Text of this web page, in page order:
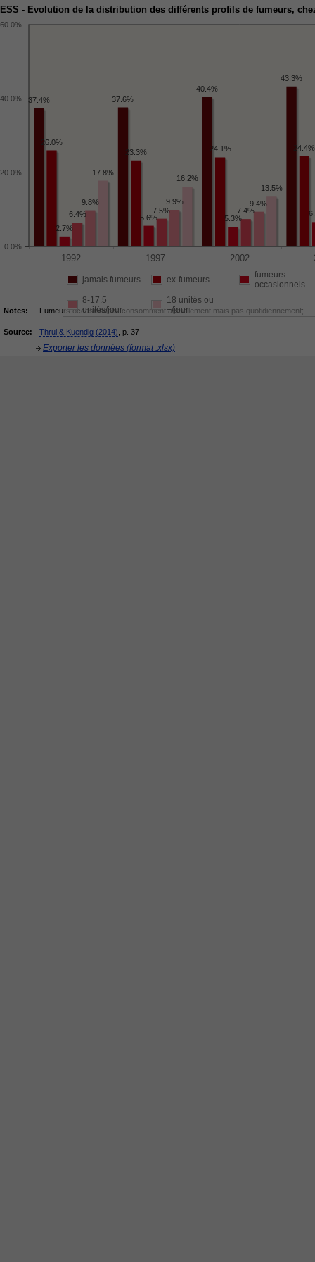
ESS - Evolution de la distribution des différents profils de fumeurs,
0.0%
20.0%
40.0%
60.0%
43.3%
40.4%
37.6%
37.4%
24.4%
24.1%
23.3%
26.0%
5.3%
5.6%
2.7%
7.4%
7.5%
6.4%
9.4%
9.9%
9.8%
13.5%
16.2%
17.8%
jamais fumeurs ex-fumeurs
fumeurs
occasionnels
8-17.5
unités/jour
18 unités ou
+/jour
Notes: Fumeurs occasionnels: consomment actuellement mais pas quotidiennement;
Source: Thrul & Kuendig (2014) , p. 37
Exporter les données (format .xlsx)